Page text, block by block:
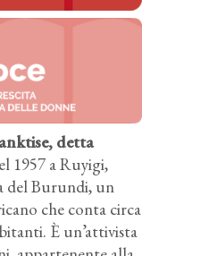
detta
1957 a Ruyigi,
del Burundi, un
che conta circa
È un’attivista